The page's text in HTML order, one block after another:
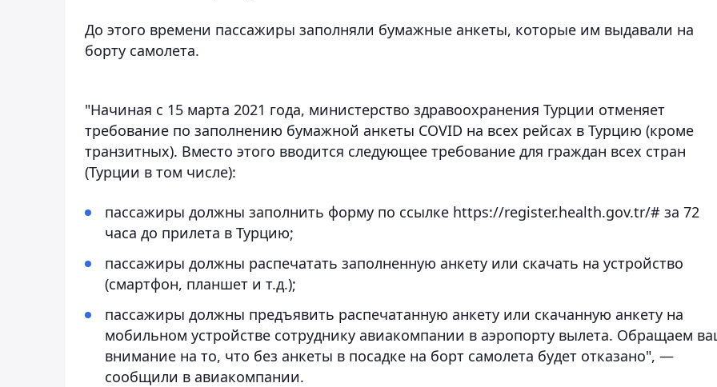
До этого времени пассажиры заполняли бумажные анкеты, которые им выдавали на
борту самолета.
"Начиная с 15 марта 2021 года, министерство здравоохранения Турции отменяет
требование по заполнению бумажной анкеты COVID на всех рейсах в Турцию (кроме
транзитных). Вместо этого вводится следующее требование для граждан всех стран
(Турции в том числе):
пассажиры должны заполнить форму по ссылке https://register.health.gov.tr/# за 72
часа до прилета в Турцию;
пассажиры должны распечатать заполненную анкету или скачать на устройство
(смартфон, планшет и т.д.);
пассажиры должны предъявить распечатанную анкету или скачанную анкету на
мобильном устройстве сотруднику авиакомпании в аэропорту вылета. Обращаем
внимание на то, что без анкеты в посадке на борт самолета будет отказано", —
сообщили в авиакомпании.